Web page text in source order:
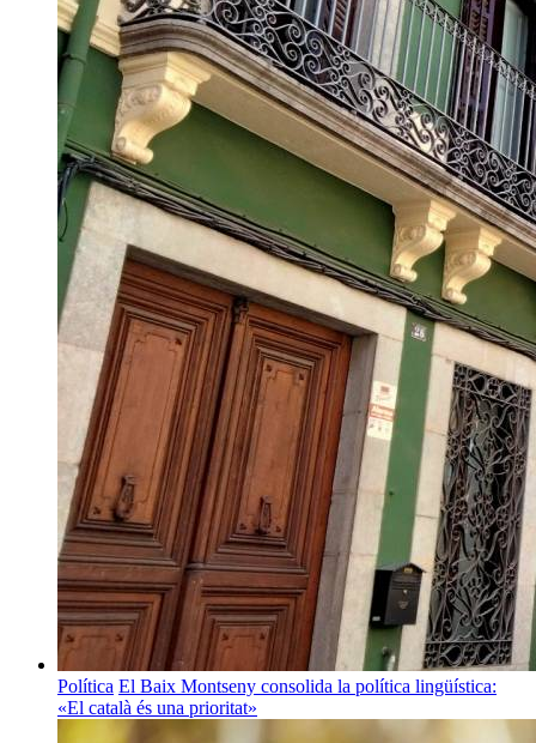
Política El Baix Montseny consolida la política lingüística:
«El català és una prioritat»